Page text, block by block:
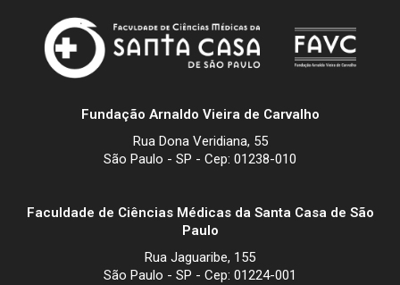
Fundação Arnaldo Vieira de Carvalho
Rua Dona Veridiana, 55
São Paulo - SP - Cep: 01238-010
Faculdade de Ciências Médicas da Santa Casa de São
Paulo
Rua Jaguaribe, 155
São Paulo - SP - Cep: 01224-001